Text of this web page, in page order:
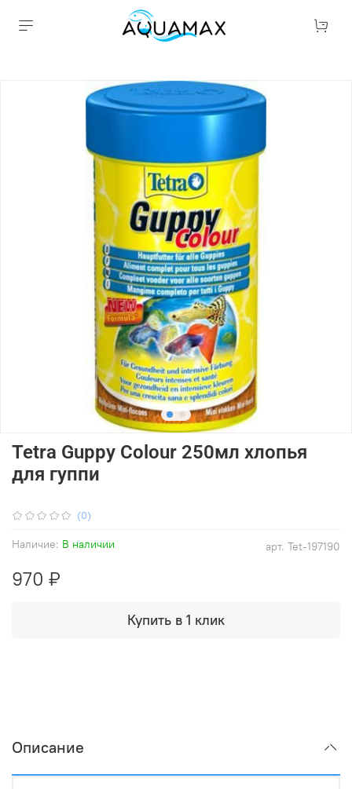
(0)
арт. Tet-197190
Наличие: В наличии
Tetra Guppy Colour 250мл хлопья
для гуппи
970 ₽
Купить в 1 клик
Описание